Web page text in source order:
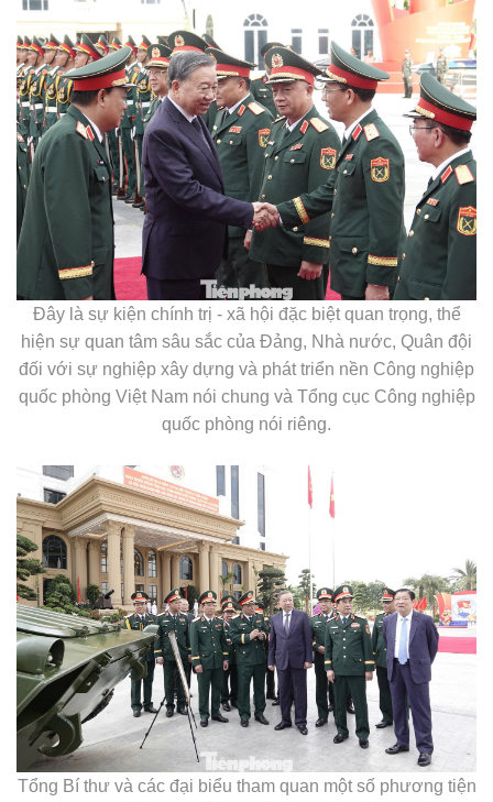
Đây là sự kiện chính trị - xã hội đặc biệt quan trọng, thể
hiện sự quan tâm sâu sắc của Đảng, Nhà nước, Quân đội
đối với sự nghiệp xây dựng và phát triển nền Công nghiệp
quốc phòng Việt Nam nói chung và Tổng cục Công nghiệp
quốc phòng nói riêng.
Tổng Bí thư và các đại biểu tham quan một số phương tiện